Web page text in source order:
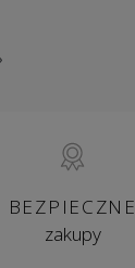
BEZPIECZNE
zakupy